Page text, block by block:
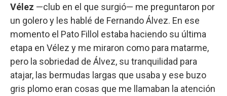
Vélez —club en el que surgió— me preguntaron por
un golero y les hablé de Fernando Álvez. En ese
momento el Pato Fillol estaba haciendo su última
etapa en Vélez y me miraron como para matarme,
pero la sobriedad de Álvez, su tranquilidad para
atajar, las bermudas largas que usaba y ese buzo
gris plomo eran cosas que me llamaban la atención